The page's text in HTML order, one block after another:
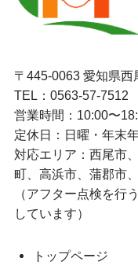
〒445-0063 愛知県
TEL： 0563-57-7512
営業時間：10:00〜
定休日：日曜・年末
対応エリア：西尾市
町、高浜市、蒲郡市
（アフター点検を行
しています）
トップページ